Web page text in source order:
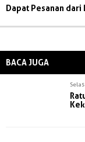
Dapat Pesanan
BACA JUGA